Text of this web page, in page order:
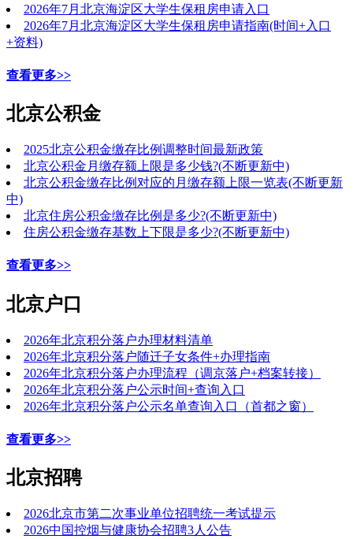
2026年7月北京海淀区大学生保租房申请入口
2026年7月北京海淀区大学生保租房申请指南(时间+入口
+资料)
查看更多>>
北京公积金
2025北京公积金缴存比例调整时间最新政策
北京公积金月缴存额上限是多少钱?(不断更新中)
北京公积金缴存比例对应的月缴存额上限一览表(不断更新
中)
北京住房公积金缴存比例是多少?(不断更新中)
住房公积金缴存基数上下限是多少?(不断更新中)
查看更多>>
北京户口
2026年北京积分落户办理材料清单
2026年北京积分落户随迁子女条件+办理指南
2026年北京积分落户办理流程（调京落户+档案转接）
2026年北京积分落户公示时间+查询入口
2026年北京积分落户公示名单查询入口（首都之窗）
查看更多>>
北京招聘
2026北京市第二次事业单位招聘统一考试提示
2026中国控烟与健康协会招聘3人公告